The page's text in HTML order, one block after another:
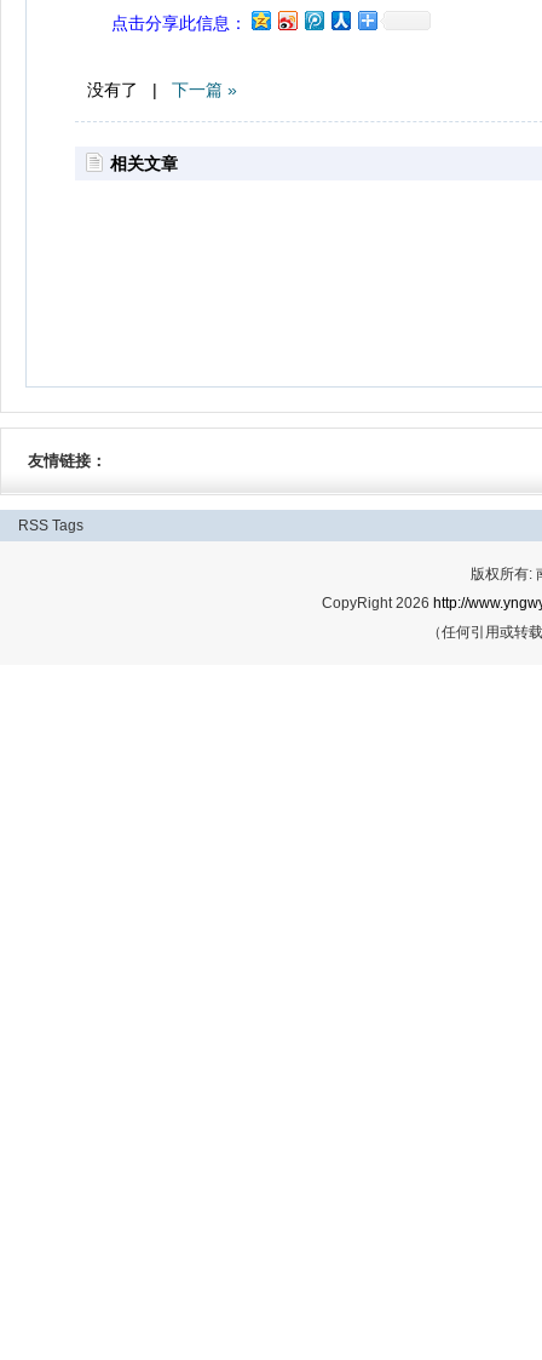
点击分享此信息：
没有了 | 下一篇 »
相关文章
友情链接：
RSS Tags
版权所有:
CopyRight 2026 http://
（任何引用或转